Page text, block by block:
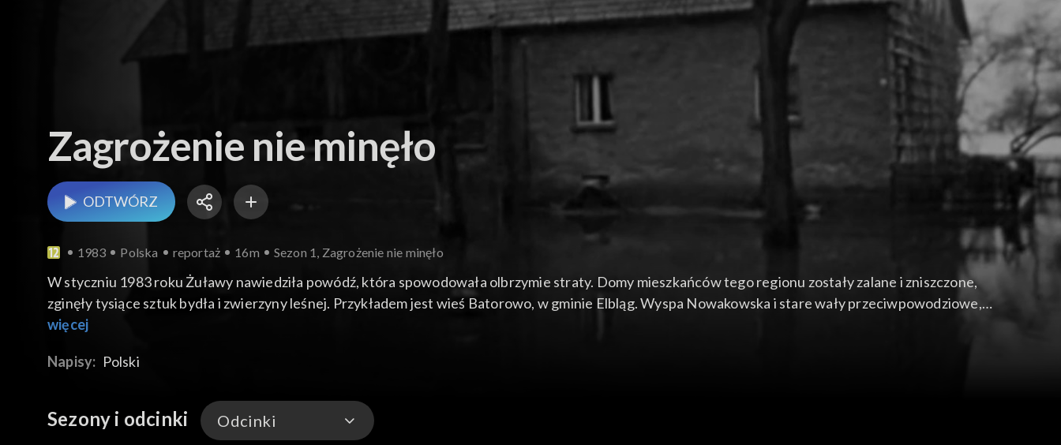
Zagrożenie nie minęło
ODTWÓRZ
1983 Polska reportaż 16m Sezon 1, Zagrożenie nie minęło
W styczniu 1983 roku Żuławy nawiedziła powódź, która spowodowała olbrzymie straty. Domy mieszkańców tego regionu zostały zalane i zniszczone,
zginęły tysiące sztuk bydła i zwierzyny leśnej. Przykładem jest wieś Batorowo, w gminie Elbląg. Wyspa Nowakowska i stare wały przeciwpowodziowe,
które od lat nie były konserwowane, nie zdołały osłonić mieszkańców. Relacja mieszkańców wsi z przebiegu tych wydarzeń. Wypowiedzi na temat
normalności.
więcej
Napisy: Polski
Sezony i odcinki Odcinki